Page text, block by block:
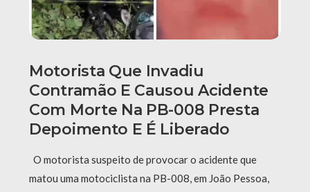
Motorista Que Invadiu
Contramão E Causou Acidente
Com Morte Na PB-008 Presta
Depoimento E É Liberado
O motorista suspeito de provocar o acidente que
matou uma motociclista na PB-008, em João Pessoa,